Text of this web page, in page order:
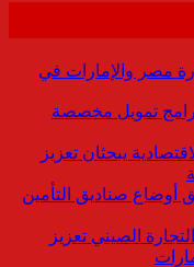
دولار تجارة مصر والإمارات في
تمويل مخصصة
يبحثان تعزيز
أوضاع صناديق التأمين
الصيني تعزيز